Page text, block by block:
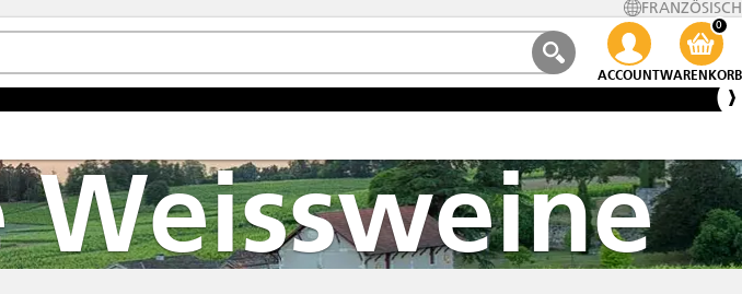
FRANZÖSISCH
ACCOUNT
0
WARENKORB
Weissweine